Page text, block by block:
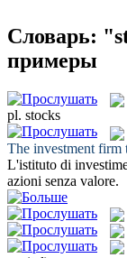
Словарь:
примеры
pl. stocks
The investment firm
L'istituto di
azioni senza valore.